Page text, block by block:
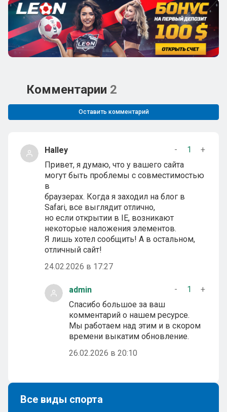
Комментарии 2
Оставить комментарий
Halley - 1
+
Привет, я думаю, что у вашего сайта
могут быть проблемы с совместимостью
в
браузерах. Когда я заходил на блог в
Safari, все выглядит отлично,
но если открытии в IE, возникают
некоторые наложения элементов.
Я лишь хотел сообщить! А в остальном,
отличный сайт!
24.02.2026 в 17:27
admin - 1
+
Спасибо большое за ваш
комментарий о нашем ресурсе.
Мы работаем над этим и в скором
времени выкатим обновление.
26.02.2026 в 20:10
Все виды спорта